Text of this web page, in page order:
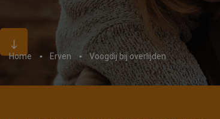
Home Erven Voogdij bij overlijden